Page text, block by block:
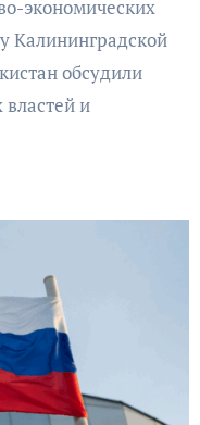
Калининградской
обсудили
и